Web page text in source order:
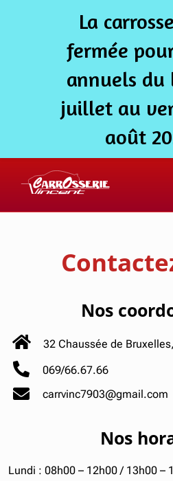
Nos
32 Chaussée de Bruxelles,
069/66.67.66
carrvinc7903@gmail.com
Nos
Lundi : 08h00 – 12h00 / 13h00 –
La
fermée
annuels du
juillet au
août